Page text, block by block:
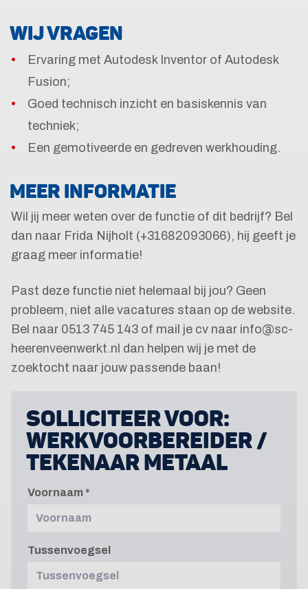
WIJ VRAGEN
Ervaring met Autodesk Inventor of Autodesk
Fusion;
Goed technisch inzicht en basiskennis van
techniek;
Een gemotiveerde en gedreven werkhouding.
MEER INFORMATIE
Wil jij meer weten over de functie of dit bedrijf? Bel
dan naar Frida Nijholt (+31682093066), hij geeft je
graag meer informatie!
Past deze functie niet helemaal bij jou? Geen
probleem, niet alle vacatures staan op de website.
Bel naar 0513 745 143 of mail je cv naar info@sc-
heerenveenwerkt.nl dan helpen wij je met de
zoektocht naar jouw passende baan!
SOLLICITEER VOOR:
WERKVOORBEREIDER /
TEKENAAR METAAL
Voornaam
Tussenvoegsel